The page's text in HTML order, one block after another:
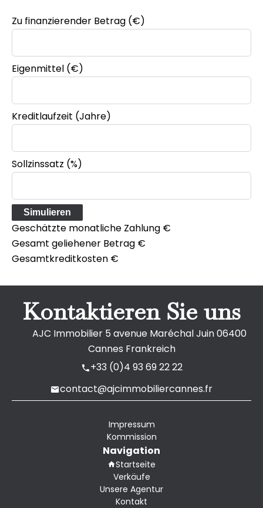
Zu finanzierender Betrag (€)
Eigenmittel (€)
Kreditlaufzeit (Jahre)
Sollzinssatz (%)
Simulieren
Geschätzte monatliche Zahlung €
Gesamt geliehener Betrag €
Gesamtkreditkosten €
Kontaktieren Sie uns
AJC Immobilier5 avenue Maréchal Juin06400
Cannes Frankreich
+33 (0)4 93 69 22 22
contact@ajcimmobiliercannes.fr
Impressum
Kommission
Navigation
Startseite
Verkäufe
Unsere Agentur
Kontakt